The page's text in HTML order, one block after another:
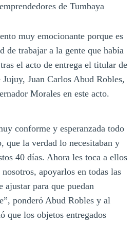
de Tumbaya
muy emocionante porque es
de trabajar a la gente que había
el acto de entrega el titular de
Juan Carlos Abud Robles,
Morales en este acto.
conforme y esperanzada todo
que la verdad lo necesitaban y
40 días. Ahora les toca a ellos
apoyarlos en todas las
ajustar para que puedan
ponderó Abud Robles y al
que los objetos entregados